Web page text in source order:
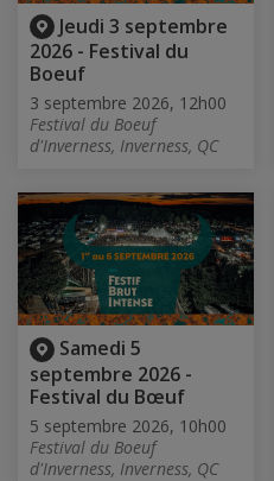
Jeudi 3 septembre
2026 - Festival du
Boeuf
3 septembre 2026, 12h00
Festival du Boeuf
d'Inverness, Inverness, QC
Samedi 5
septembre 2026 -
Festival du Bœuf
5 septembre 2026, 10h00
Festival du Boeuf
d'Inverness, Inverness, QC